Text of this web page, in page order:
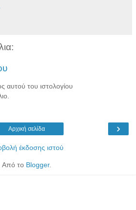
αυτού του ιστολογίου
›
Αρχική σελίδα
έκδοσης ιστού
Από το Blogger.